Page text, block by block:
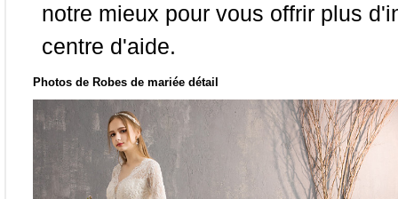
notre mieux pour vous offrir plus
centre d'aide.
Photos de Robes de mariée détail